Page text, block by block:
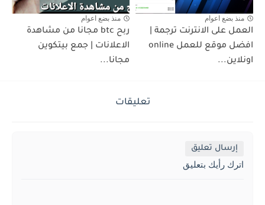
منذ بضع اعوام
العمل على الانترنت ترجمة |
افضل موقع للعمل online
اونلاين...
منذ بضع اعوام
ربح btc مجانا من مشاهدة
الاعلانات | جمع بيتكوين
مجانا...
تعليقات
إرسال تعليق
اترك رأيك بتعليق